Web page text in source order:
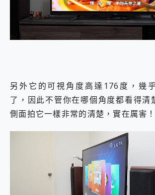
另外它的可視角度高達176度，幾
了，因此不管你在哪個角度都看得清
側面拍它一樣非常的清楚，實在厲害！